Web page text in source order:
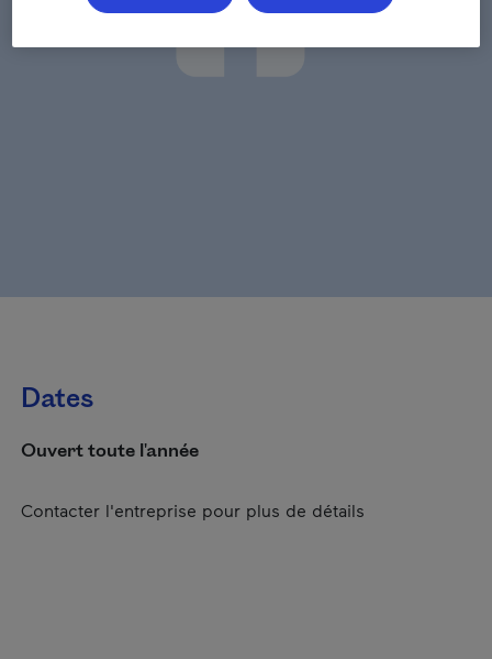
Dates
Ouvert toute l'année
Contacter l'entreprise pour plus de détails